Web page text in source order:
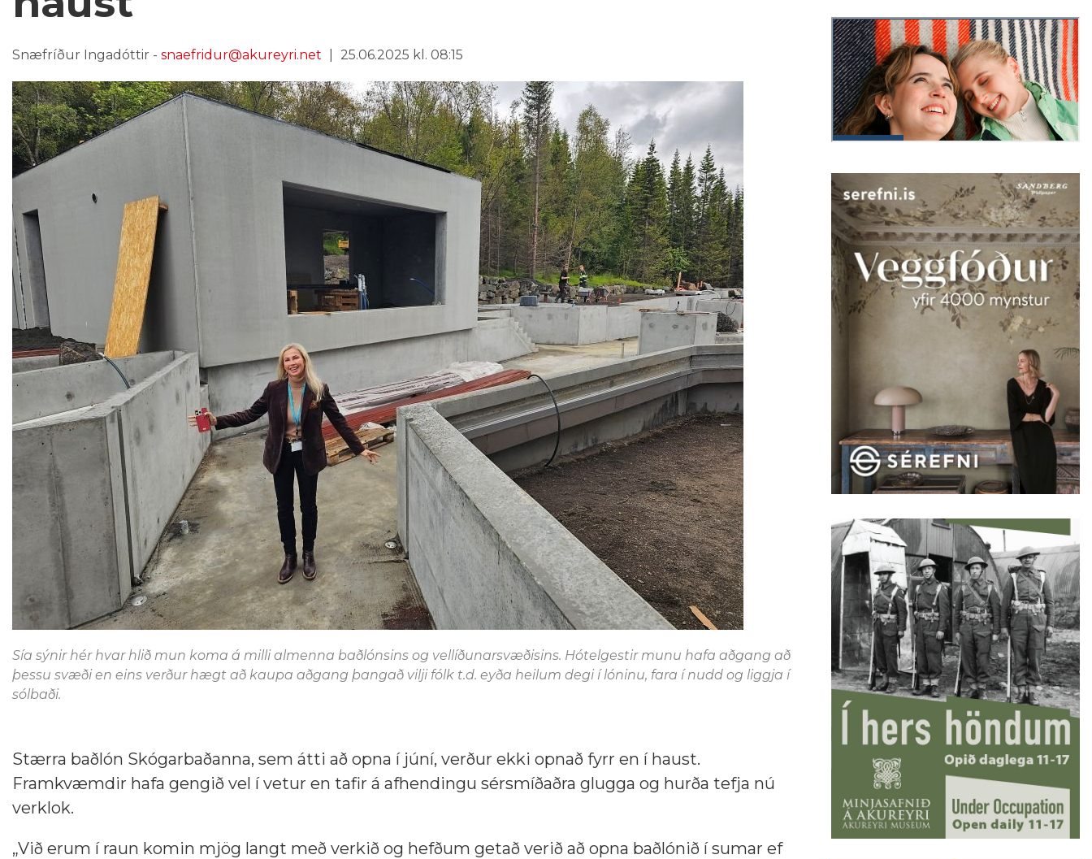
Snæfríður Ingadóttir - snaefridur@akureyri.net 25.06.2025 kl. 08:15
Sía sýnir hér hvar hlið mun koma á milli almenna baðlónsins og vellíðunarsvæðisins. Hótelgestir munu hafa aðgang að
þessu svæði en eins verður hægt að kaupa aðgang þangað vilji fólk t.d. eyða heilum degi í lóninu, fara í nudd og liggja í
sólbaði.
Stærra baðlón Skógarbaðanna, sem átti að opna í júní, verður ekki opnað fyrr en í haust.
Framkvæmdir hafa gengið vel í vetur en tafir á afhendingu sérsmíðaðra glugga og hurða tefja nú
verklok.
„Við erum í raun komin mjög langt með verkið og hefðum getað verið að opna baðlónið í sumar ef